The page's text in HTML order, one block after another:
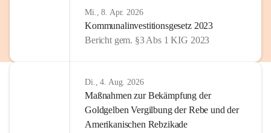
Mi., 8. Apr. 2026
Kommunalinvestitionsgesetz 2023
Bericht gem. §3 Abs 1 KIG 2023
Di., 4. Aug. 2026
Maßnahmen zur Bekämpfung der
Goldgelben Vergilbung der Rebe und der
Amerikanischen Rebzikade